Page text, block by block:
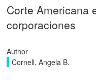
Corte Americana
corporaciones
Author
Cornell, Angela B.